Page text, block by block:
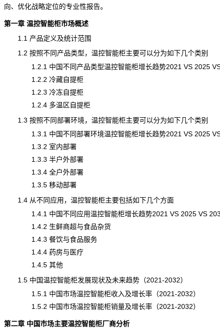
向、优化战略定位的专业性报告。
第一章 温控智能柜市场概述
1.1 产品定义及统计范围
1.2 按照不同产品类型，温控智能柜主要可以分为如下几个类别
1.2.1 中国不同产品类型温控智能柜增长趋势2021 VS 2025
1.2.2 冷藏自提柜
1.2.3 冷冻自提柜
1.2.4 多温区自提柜
1.3 按照不同部署环境，温控智能柜主要可以分为如下几个类别
1.3.1 中国不同部署环境温控智能柜增长趋势2021 VS 2025
1.3.2 室内部署
1.3.3 半户外部署
1.3.4 全户外部署
1.3.5 移动部署
1.4 从不同应用，温控智能柜主要包括如下几个方面
1.4.1 中国不同应用温控智能柜增长趋势2021 VS 2025 VS
1.4.2 生鲜商超与食品杂货
1.4.3 餐饮与食品服务
1.4.4 药房与医疗
1.4.5 其他
1.5 中国温控智能柜发展现状及未来趋势（2021-2032）
1.5.1 中国市场温控智能柜收入及增长率（2021-2032）
1.5.2 中国市场温控智能柜销量及增长率（2021-2032）
第二章 中国市场主要温控智能柜厂商分析